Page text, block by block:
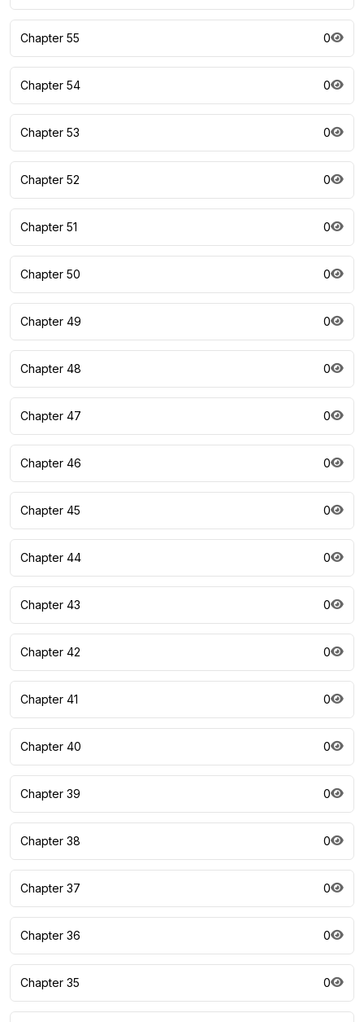
Chapter 55 0
Chapter 54 0
Chapter 53 0
Chapter 52 0
Chapter 51 0
Chapter 50 0
Chapter 49 0
Chapter 48 0
Chapter 47 0
Chapter 46 0
Chapter 45 0
Chapter 44 0
Chapter 43 0
Chapter 42 0
Chapter 41 0
Chapter 40 0
Chapter 39 0
Chapter 38 0
Chapter 37 0
Chapter 36 0
Chapter 35 0